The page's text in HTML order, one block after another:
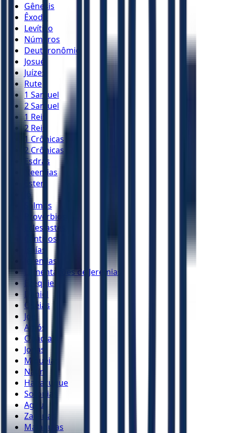
Gênesis
Êxodo
Levítico
Números
Deuteronômio
Josué
Juízes
Rute
1 Samuel
2 Samuel
1 Reis
2 Reis
1 Crônicas
2 Crônicas
Esdras
Neemias
Ester
Jó
Salmos
Provérbios
Eclesiastes
Cânticos
Isaías
Jeremias
Lamentações de Jeremias
Ezequiel
Daniel
Oséias
Joel
Amós
Obadias
Jonas
Miquéias
Naum
Habacuque
Sofonias
Ageu
Zacarias
Malaquias